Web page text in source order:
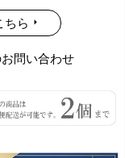
ちら
問い合わせ